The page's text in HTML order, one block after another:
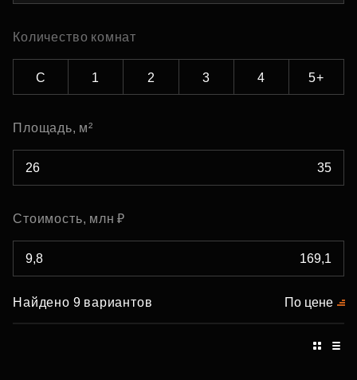
Количество комнат
С 1 2 3 4 5+
Площадь, м²
Стоимость, млн ₽
Найдено 9 вариантов По цене